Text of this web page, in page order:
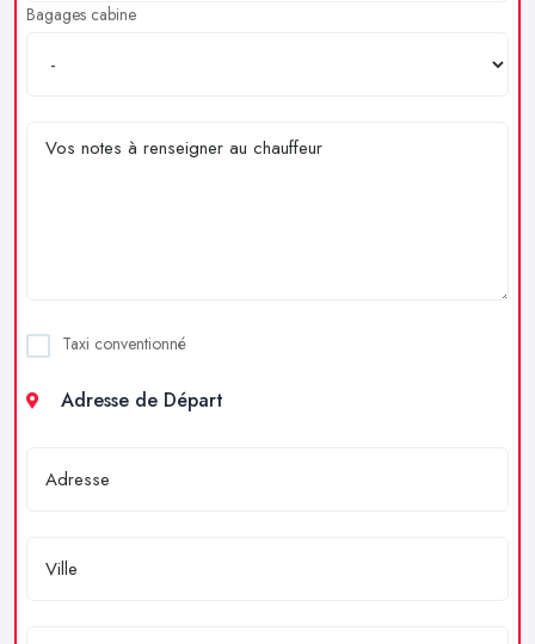
Bagages cabine
Taxi conventionné
Adresse de Départ